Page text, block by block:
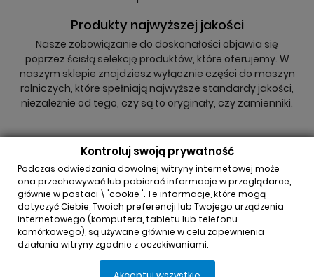
Produkty najwyższej jakości
Nasze zobowiązanie do doskonałości objawia się
poprzez ścisłą selekcję produktów, które oferujemy. W
naszym sklepie znajdziesz wyłącznie części do maszyn
rolniczych, które spełniają najwyższe standardy jakości,
niezależnie od tego, czy są to oryginały, czy zamienniki.
INFORMACJA O SKLEPIE 
REGULAMINY
Kontroluj swoją prywatność
Podczas odwiedzania dowolnej witryny internetowej może
ona przechowywać lub pobierać informacje w przeglądarce,
głównie w postaci \ 'cookie '. Te informacje, które mogą
dotyczyć Ciebie, Twoich preferencji lub Twojego urządzenia
internetowego (komputera, tabletu lub telefonu
komórkowego), są używane głównie w celu zapewnienia
działania witryny zgodnie z oczekiwaniami.